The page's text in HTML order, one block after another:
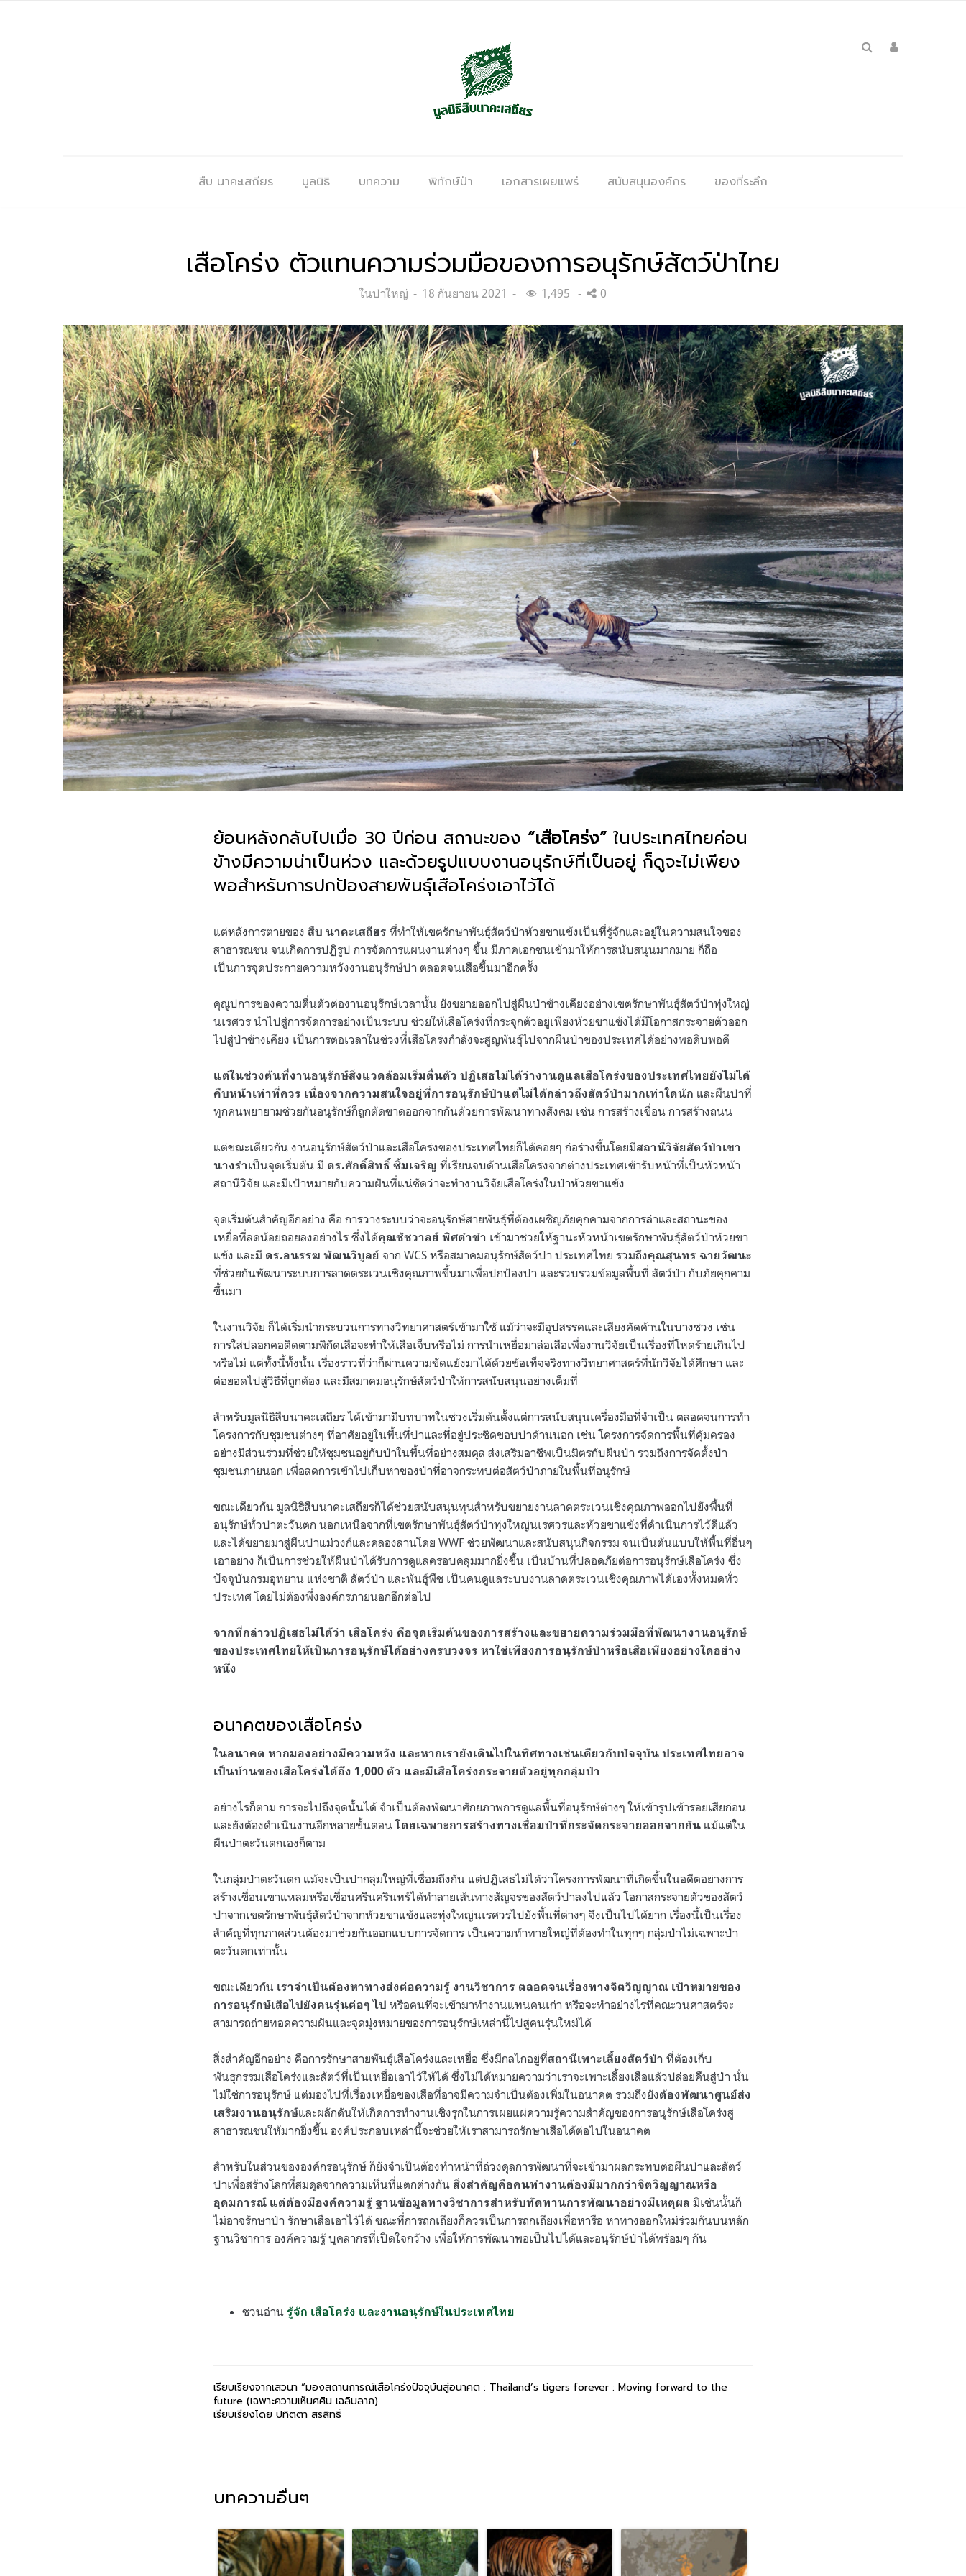
สืบ นาคะเสถียร มูลนิธิ บทความ พิทักษ์ป่า เอกสารเผยแพร่ สนับสนุนองค์กร ของที่ระลึก
เสือโคร่ง ตัวแทนความร่วมมือของการอนุรักษ์สัตว์ป่าไทย
Categories:
ในป่าใหญ่
Posted
18 กันยายน 2021 1,495 0
ย้อนหลังกลับไปเมื่อ 30 ปีก่อน สถานะของ “เสือโคร่ง” ในประเทศไทยค่อน
ข้างมีความน่าเป็นห่วง และด้วยรูปแบบงานอนุรักษ์ที่เป็นอยู่ ก็ดูจะไม่เพียง
พอสำหรับการปกป้องสายพันธุ์เสือโคร่งเอาไว้ได้
แต่หลังการตายของ สืบ นาคะเสถียร ที่ทำให้เขตรักษาพันธุ์สัตว์ป่าห้วยขาแข้งเป็นที่รู้จักและอยู่ในความสนใจของ
สาธารณชน จนเกิดการปฏิรูป การจัดการแผนงานต่างๆ ขึ้น มีภาคเอกชนเข้ามาให้การสนับสนุนมากมาย ก็ถือ
เป็นการจุดประกายความหวังงานอนุรักษ์ป่า ตลอดจนเสือขึ้นมาอีกครั้ง
คุณูปการของความตื่นตัวต่องานอนุรักษ์เวลานั้น ยังขยายออกไปสู่ผืนป่าข้างเคียงอย่างเขตรักษาพันธุ์สัตว์ป่าทุ่งใหญ่
นเรศวร นำไปสู่การจัดการอย่างเป็นระบบ ช่วยให้เสือโคร่งที่กระจุกตัวอยู่เพียงห้วยขาแข้งได้มีโอกาสกระจายตัวออก
ไปสู่ป่าข้างเคียง เป็นการต่อเวลาในช่วงที่เสือโคร่งกำลังจะสูญพันธุ์ไปจากผืนป่าของประเทศได้อย่างพอดิบพอดี
แต่ในช่วงต้นที่งานอนุรักษ์สิ่งแวดล้อมเริ่มตื่นตัว ปฏิเสธไม่ได้ว่างานดูแลเสือโคร่งของประเทศไทยยังไม่ได้
คืบหน้าเท่าที่ควร เนื่องจากความสนใจอยู่ที่การอนุรักษ์ป่าแต่ไม่ได้กล่าวถึงสัตว์ป่ามากเท่าใดนัก และผืนป่าที่
ทุกคนพยายามช่วยกันอนุรักษ์ก็ถูกตัดขาดออกจากกันด้วยการพัฒนาทางสังคม เช่น การสร้างเขื่อน การสร้างถนน
แต่ขณะเดียวกัน งานอนุรักษ์สัตว์ป่าและเสือโคร่งของประเทศไทยก็ได้ค่อยๆ ก่อร่างขึ้นโดยมีสถานีวิจัยสัตว์ป่าเขา
นางรำเป็นจุดเริ่มต้น มี ดร.ศักดิ์สิทธิ์ ซิ้มเจริญ ที่เรียนจบด้านเสือโคร่งจากต่างประเทศเข้ารับหน้าที่เป็นหัวหน้า
สถานีวิจัย และมีเป้าหมายกับความฝันที่แน่ชัดว่าจะทำงานวิจัยเสือโคร่งในป่าห้วยขาแข้ง
จุดเริ่มต้นสำคัญอีกอย่าง คือ การวางระบบว่าจะอนุรักษ์สายพันธุ์ที่ต้องเผชิญภัยคุกคามจากการล่าและสถานะของ
เหยื่อที่ลดน้อยถอยลงอย่างไร ซึ่งได้คุณชัชวาลย์ พิศดําขํา เข้ามาช่วยให้ฐานะหัวหน้าเขตรักษาพันธุ์สัตว์ป่าห้วยขา
แข้ง และมี ดร.อนรรฆ พัฒนวิบูลย์ จาก WCS หรือสมาคมอนุรักษ์สัตว์ป่า ประเทศไทย รวมถึงคุณสุนทร ฉายวัฒนะ
ที่ช่วยกันพัฒนาระบบการลาดตระเวนเชิงคุณภาพขึ้นมาเพื่อปกป้องป่า และรวบรวมข้อมูลพื้นที่ สัตว์ป่า กับภัยคุกคาม
ขึ้นมา
ในงานวิจัย ก็ได้เริ่มนำกระบวนการทางวิทยาศาสตร์เข้ามาใช้ แม้ว่าจะมีอุปสรรคและเสียงคัดค้านในบางช่วง เช่น
การใส่ปลอกคอติดตามพิกัดเสือจะทำให้เสือเจ็บหรือไม่ การนำเหยื่อมาล่อเสือเพื่องานวิจัยเป็นเรื่องที่โหดร้ายเกินไป
หรือไม่ แต่ทั้งนี้ทั้งนั้น เรื่องราวที่ว่าก็ผ่านความขัดแย้งมาได้ด้วยข้อเท็จจริงทางวิทยาศาสตร์ที่นักวิจัยได้ศึกษา และ
ต่อยอดไปสู่วิธีที่ถูกต้อง และมีสมาคมอนุรักษ์สัตว์ป่าให้การสนับสนุนอย่างเต็มที่
สำหรับมูลนิธิสืบนาคะเสถียร ได้เข้ามามีบทบาทในช่วงเริ่มต้นตั้งแต่การสนับสนุนเครื่องมือที่จำเป็น ตลอดจนการทำ
โครงการกับชุมชนต่างๆ ที่อาศัยอยู่ในพื้นที่ป่าและที่อยู่ประชิดขอบป่าด้านนอก เช่น โครงการจัดการพื้นที่คุ้มครอง
อย่างมีส่วนร่วมที่ช่วยให้ชุมชนอยู่กับป่าในพื้นที่อย่างสมดุล ส่งเสริมอาชีพเป็นมิตรกับผืนป่า รวมถึงการจัดตั้งป่า
ชุมชนภายนอก เพื่อลดการเข้าไปเก็บหาของป่าที่อาจกระทบต่อสัตว์ป่าภายในพื้นที่อนุรักษ์
ขณะเดียวกัน มูลนิธิสืบนาคะเสถียรก็ได้ช่วยสนับสนุนทุนสำหรับขยายงานลาดตระเวนเชิงคุณภาพออกไปยังพื้นที่
อนุรักษ์ทั่วป่าตะวันตก นอกเหนือจากที่เขตรักษาพันธุ์สัตว์ป่าทุ่งใหญ่นเรศวรและห้วยขาแข้งที่ดำเนินการไว้ดีแล้ว
และได้ขยายมาสู่ผืนป่าแม่วงก์และคลองลานโดย WWF ช่วยพัฒนาและสนับสนุนกิจกรรม จนเป็นต้นแบบให้พื้นที่อื่นๆ
เอาอย่าง ก็เป็นการช่วยให้ผืนป่าได้รับการดูแลครอบคลุมมากยิ่งขึ้น เป็นบ้านที่ปลอดภัยต่อการอนุรักษ์เสือโคร่ง ซึ่ง
ปัจจุบันกรมอุทยาน แห่งชาติ สัตว์ป่า และพันธุ์พืช เป็นคนดูแลระบบงานลาดตระเวนเชิงคุณภาพได้เองทั้งหมดทั่ว
ประเทศ โดยไม่ต้องพึ่งองค์กรภายนอกอีกต่อไป
จากที่กล่าวปฏิเสธไม่ได้ว่า เสือโคร่ง คือจุดเริ่มต้นของการสร้างและขยายความร่วมมือที่พัฒนางานอนุรักษ์
ของประเทศไทยให้เป็นการอนุรักษ์ได้อย่างครบวงจร หาใช่เพียงการอนุรักษ์ป่าหรือเสือเพียงอย่างใดอย่าง
หนึ่ง
อนาคตของเสือโคร่ง
ในอนาคต หากมองอย่างมีความหวัง และหากเรายังเดินไปในทิศทางเช่นเดียวกับปัจจุบัน ประเทศไทยอาจ
เป็นบ้านของเสือโคร่งได้ถึง 1,000 ตัว และมีเสือโคร่งกระจายตัวอยู่ทุกกลุ่มป่า
อย่างไรก็ตาม การจะไปถึงจุดนั้นได้ จำเป็นต้องพัฒนาศักยภาพการดูแลพื้นที่อนุรักษ์ต่างๆ ให้เข้ารูปเข้ารอยเสียก่อน
และยังต้องดำเนินงานอีกหลายขั้นตอนโดยเฉพาะการสร้างทางเชื่อมป่าที่กระจัดกระจายออกจากกัน แม้แต่ใน
ผืนป่าตะวันตกเองก็ตาม
ในกลุ่มป่าตะวันตก แม้จะเป็นป่ากลุ่มใหญ่ที่เชื่อมถึงกัน แต่ปฏิเสธไม่ได้ว่าโครงการพัฒนาที่เกิดขึ้นในอดีตอย่างการ
สร้างเขื่อนเขาแหลมหรือเขื่อนศรีนครินทร์ได้ทำลายเส้นทางสัญจรของสัตว์ป่าลงไปแล้ว โอกาสกระจายตัวของสัตว์
ป่าจากเขตรักษาพันธุ์สัตว์ป่าจากห้วยขาแข้งและทุ่งใหญ่นเรศวรไปยังพื้นที่ต่างๆ จึงเป็นไปได้ยาก เรื่องนี้เป็นเรื่อง
สำคัญที่ทุกภาคส่วนต้องมาช่วยกันออกแบบการจัดการ เป็นความท้าทายใหญ่ที่ต้องทำในทุกๆ กลุ่มป่าไม่เฉพาะป่า
ตะวันตกเท่านั้น
ขณะเดียวกัน เราจำเป็นต้องหาทางส่งต่อความรู้ งานวิชาการ ตลอดจนเรื่องทางจิตวิญญาณ เป้าหมายของ
การอนุรักษ์เสือไปยังคนรุ่นต่อๆ ไป หรือคนที่จะเข้ามาทำงานแทนคนเก่า หรือจะทำอย่างไรที่คณะวนศาสตร์จะ
สามารถถ่ายทอดความฝันและจุดมุ่งหมายของการอนุรักษ์เหล่านี้ไปสู่คนรุ่นใหม่ได้
สิ่งสำคัญอีกอย่าง คือการรักษาสายพันธุ์เสือโคร่งและเหยื่อ ซึ่งมีกลไกอยู่ที่สถานีเพาะเลี้ยงสัตว์ป่า ที่ต้องเก็บ
พันธุกรรมเสือโคร่งและสัตว์ที่เป็นเหยื่อเอาไว้ให้ได้ ซึ่งไม่ได้หมายความว่าเราจะเพาะเลี้ยงเสือแล้วปล่อยคืนสู่ป่า นั่น
ไม่ใช่การอนุรักษ์ แต่มองไปที่เรื่องเหยื่อของเสือที่อาจมีความจำเป็นต้องเพิ่มในอนาคต รวมถึงยังต้องพัฒนาศูนย์ส่ง
เสริมงานอนุรักษ์และผลักดันให้เกิดการทำงานเชิงรุกในการเผยแผ่ความรู้ความสำคัญของการอนุรักษ์เสือโคร่งสู่
สาธารณชนให้มากยิ่งขึ้น องค์ประกอบเหล่านี้จะช่วยให้เราสามารถรักษาเสือได้ต่อไปในอนาคต
สำหรับในส่วนขององค์กรอนุรักษ์ ก็ยังจำเป็นต้องทำหน้าที่ถ่วงดุลการพัฒนาที่จะเข้ามาผลกระทบต่อผืนป่าและสัตว์
ป่าเพื่อสร้างโลกที่สมดุลจากความเห็นที่แตกต่างกัน สิ่งสำคัญคือคนทำงานต้องมีมากกว่าจิตวิญญาณหรือ
อุดมการณ์ แต่ต้องมีองค์ความรู้ ฐานข้อมูลทางวิชาการสำหรับทัดทานการพัฒนาอย่างมีเหตุผล มิเช่นนั้นก็
ไม่อาจรักษาป่า รักษาเสือเอาไว้ได้ ขณะที่การถกเถียงก็ควรเป็นการถกเถียงเพื่อหารือ หาทางออกใหม่ร่วมกันบนหลัก
ฐานวิชาการ องค์ความรู้ บุคลากรที่เปิดใจกว้าง เพื่อให้การพัฒนาพอเป็นไปได้และอนุรักษ์ป่าได้พร้อมๆ กัน
ชวนอ่าน รู้จัก เสือโคร่ง และงานอนุรักษ์ในประเทศไทย
เรียบเรียงจากเสวนา “มองสถานการณ์เสือโคร่งปัจจุบันสู่อนาคต : Thailand’s tigers forever : Moving forward to the
future (เฉพาะความเห็นศศิน เฉลิมลาภ)
เรียบเรียงโดย ปทิตตา สรสิทธิ์
บทความอื่นๆ